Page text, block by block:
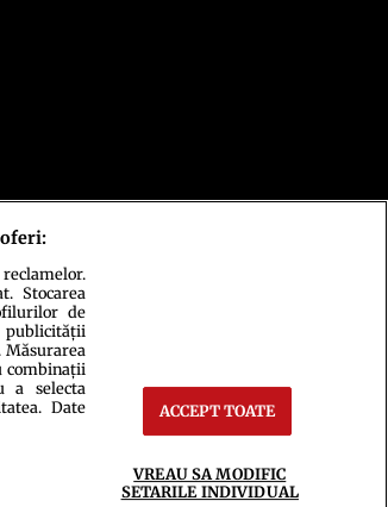
Stocarea
de
combinații
a selecta
Date
ACCEPT TOATE
VREAU SA MODIFIC
SETARILE INDIVIDUAL